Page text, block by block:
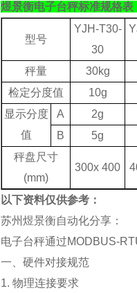
煜景衡电子台秤标准规格表
型号
YJH-T30-
30
秤量
30kg
检定分度值
10g
显示分度
值
A 2g
B
5g
秤盘尺寸
(mm)
300x 400
以下资料仅供参考：
‌苏州煜景衡自动化分享：
电子台秤通过MODBUS-
一、硬件对接规范
1. 物理连接要求